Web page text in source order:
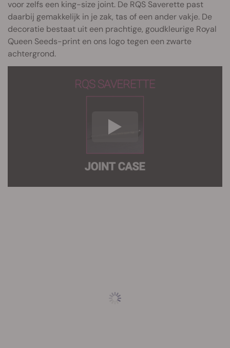
voor zelfs een king-size joint. De RQS Saverette past
daarbij gemakkelijk in je zak, tas of een ander vakje. De
decoratie bestaat uit een prachtige, goudkleurige Royal
Queen Seeds-print en ons logo tegen een zwarte
achtergrond.